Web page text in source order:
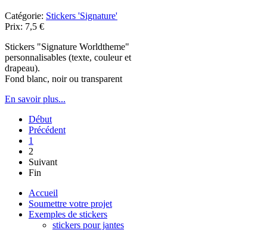
Catégorie: Stickers 'Signature'
Prix: 7,5 €
Stickers "Signature Worldtheme"
personnalisables (texte, couleur et
drapeau).
Fond blanc, noir ou transparent
En savoir plus...
Début
Précédent
1
2
Suivant
Fin
Accueil
Soumettre votre projet
Exemples de stickers
stickers pour jantes